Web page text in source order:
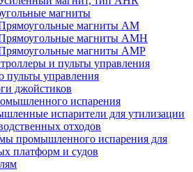
магниты
магниты AM
магниты AMH
магниты AMP
и пульты управления
пульты управления
джойстиков
испарения
испарители для утилизации
отходов
промышленного испарения для
платформ и судов